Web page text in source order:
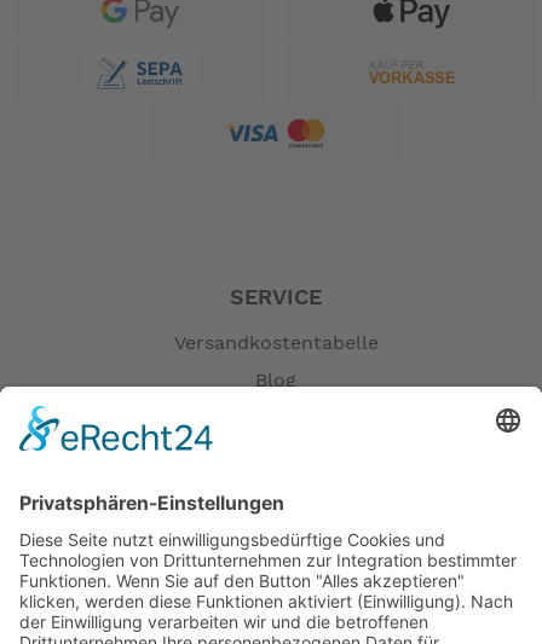
spezielle Anhängerkupplung*, sodass das Hinzufügen
Mit einem längeren Radstand und einem besonders
niedrigen Schwerpunkt ist das HSD zügig und stabiler
als Ihr Standard-E-Bike. Das Easy-Step-Rahmendesign
Sattelstütze bietet eine bequeme aufrechte Sitzposition
für größere und kleinere Fahrer. Fügen Sie eine
Federgabel und Ballonreifen hinzu, und selbst die
schlechtesten Kopfsteinpflasterstraßen werden bequem
befahren.
SERVICE
Versandkostentabelle
Blog
Öffnungszeiten
Versandpartner
Verfügbarkeiten